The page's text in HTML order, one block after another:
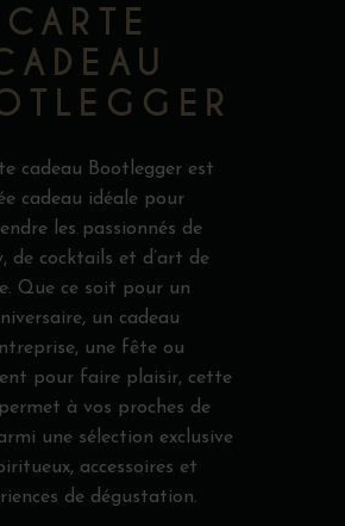
CARTE
cadeau Bootlegger est
cadeau idéale pour
les passionnés de
de cocktails et d’art de
Que ce soit pour un
un cadeau
une fête ou
pour faire plaisir, cette
à vos proches de
une sélection exclusive
accessoires et
de dégustation.